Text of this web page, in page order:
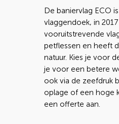
De baniervlag ECO
vlaggendoek, in
vooruitstrevende
petflessen en heeft
natuur. Kies je voor
je voor een betere
ook via de zeefdruk
oplage of een hoge
een offerte aan.